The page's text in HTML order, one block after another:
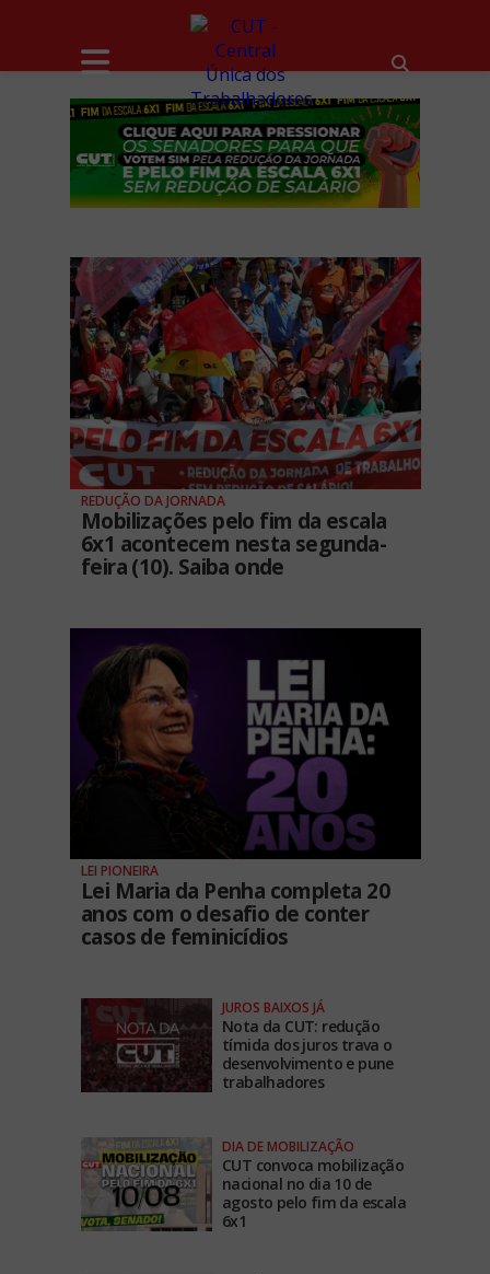
REDUÇÃO DA JORNADA
Mobilizações pelo fim da escala
6x1 acontecem nesta segunda-
feira (10). Saiba onde
JUROS BAIXOS JÁ
Nota da CUT: redução
tímida dos juros trava o
desenvolvimento e pune
trabalhadores
DIA DE MOBILIZAÇÃO
CUT convoca mobilização
nacional no dia 10 de
agosto pelo fim da escala
6x1
LEI PIONEIRA
Lei Maria da Penha completa 20
anos com o desafio de conter
casos de feminicídios